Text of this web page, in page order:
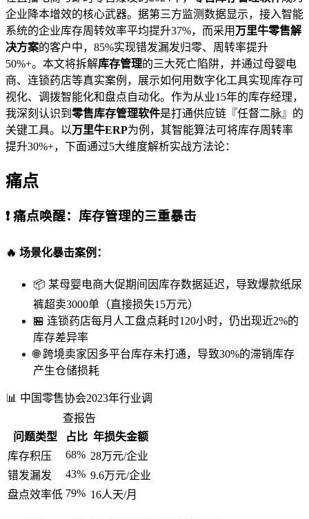
企业降本增效的核心武器。据第三方监测数据显示，接入智能
系统的企业库存周转效率平均提升37%，而采用 万里牛零售解
决方案的客户中，85%实现错发漏发归零、周转率提升
50%+。本文将拆解库存管理的三大死亡陷阱，并通过母婴电
商、连锁药店等真实案例，展示如何用数字化工具实现库存可
视化、调拨智能化和盘点自动化。作为从业15年的库存经理，
我深刻认识到 零售库存管理软件是打通供应链『任督二脉』的
关键工具。以万里牛ERP为例，其智能算法可将库存周转率
提升30%+，下面通过5大维度解析实战方法论：
痛点
❗ 痛点唤醒：库存管理的三重暴击
🔥 场景化暴击案例：
📦 某母婴电商大促期间因库存数据延迟，导致爆款纸尿
裤超卖3000单（直接损失15万元）
🏪 连锁药店每月人工盘点耗时120小时，仍出现近2%的
库存差异率
🌐 跨境卖家因多平台库存未打通，导致30%的滞销库存
产生仓储损耗
📊 中国零售协会2023年行业调
查报告
问题类型
占比 年损失金额
库存积压
68% 28万元/企业
错发漏发
43% 9.6万元/企业
盘点效率低 79% 16人天/月